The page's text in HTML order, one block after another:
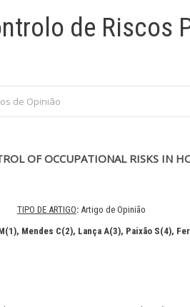
de Riscos
de Opinião
OF OCCUPATIONAL RISKS IN
TIPO DE ARTIGO: Artigo de Opinião
Mendes C(2), Lança A(3), Paixão S(4),